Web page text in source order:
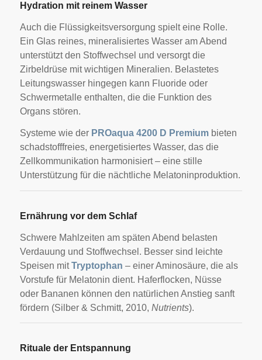
Hydration mit reinem Wasser
Auch die Flüssigkeitsversorgung spielt eine Rolle.
Ein Glas reines, mineralisiertes Wasser am Abend
unterstützt den Stoffwechsel und versorgt die
Zirbeldrüse mit wichtigen Mineralien. Belastetes
Leitungswasser hingegen kann Fluoride oder
Schwermetalle enthalten, die die Funktion des
Organs stören.
Systeme wie der PROaqua 4200 D Premiumbieten
schadstofffreies, energetisiertes Wasser, das die
Zellkommunikation harmonisiert – eine stille
Unterstützung für die nächtliche Melatoninproduktion.
Ernährung vor dem Schlaf
Schwere Mahlzeiten am späten Abend belasten
Verdauung und Stoffwechsel. Besser sind leichte
Speisen mitTryptophan – einer Aminosäure, die als
Vorstufe für Melatonin dient. Haferflocken, Nüsse
oder Bananen können den natürlichen Anstieg sanft
fördern (Silber & Schmitt, 2010, Nutrients).
Rituale der Entspannung